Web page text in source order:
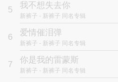
5 我不想失去你
新裤子 - 新裤子 同名专辑
6 爱情催泪弹
新裤子 - 新裤子 同名专辑
7 你是我的雷蒙斯
新裤子 - 新裤子 同名专辑